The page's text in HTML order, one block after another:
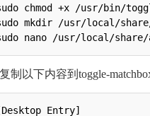
chmod +x /usr/bin/
mkdir /usr/local/
制以下内容到toggle-
Entry]